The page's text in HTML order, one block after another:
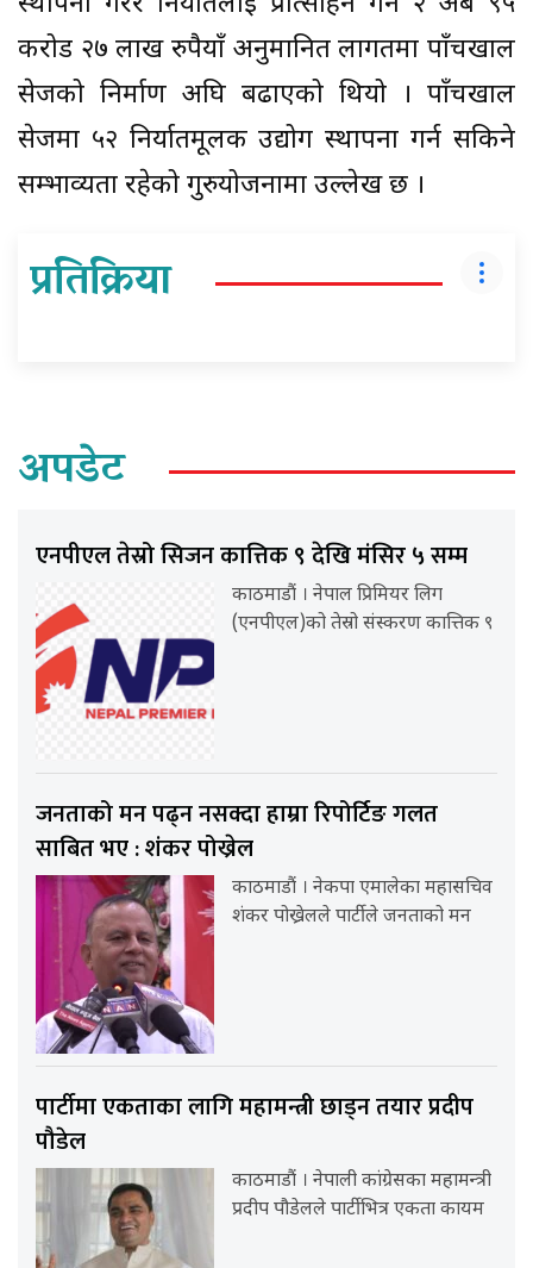
करोड २७ लाख रुपैयाँ अनुमानित लागतमा पाँचखाल
सेजको निर्माण अघि बढाएको थियो । पाँचखाल
सेजमा ५२ निर्यातमूलक उद्योग स्थापना गर्न सकिने
सम्भाव्यता रहेको गुरुयोजनामा उल्लेख छ ।
प्रतिक्रिया
अपडेट
एनपीएल तेस्रो सिजन कात्तिक ९ देखि मंसिर ५ सम्म
काठमाडौं । नेपाल प्रिमियर लिग
(एनपीएल)को तेस्रो संस्करण कात्तिक ९
जनताको मन पढ्न नसक्दा हाम्रा रिपोर्टिङ गलत
साबित भए : शंकर पोख्रेल
काठमाडौं । नेकपा एमालेका महासचिव
शंकर पोख्रेलले पार्टीले जनताको मन
पार्टीमा एकताका लागि महामन्त्री छाड्न तयार प्रदीप
पौडेल
काठमाडौं । नेपाली कांग्रेसका महामन्त्री
प्रदीप पौडेलले पार्टीभित्र एकता कायम